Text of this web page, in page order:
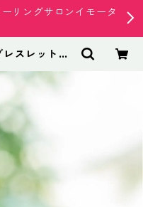
リングサロンイモータ
レスレット 1
ル